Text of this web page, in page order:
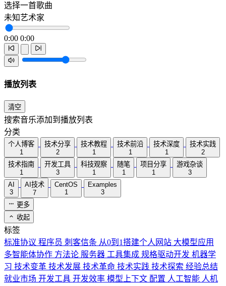
选择一首歌曲
未知艺术家
0:00 0:00
播放列表
清空
搜索音乐添加到播放列表
分类
个人博客
1
技术分享
2
技术教程
1
技术前沿
1
技术深度
1
技术实践
2
技术指南
1
开发工具
3
科技观察
1
随笔
1
项目分享
1
游戏杂谈
3
AI
3
AI技术
7
CentOS
1
Examples
3
更多
收起
标签
标准协议 程序员 刺客信条 从0到1搭建个人网站 大模型应用
多智能体协作 方法论 服务器 工具集成 规格驱动开发 机器学
习 技术变革 技术发展 技术革命 技术实践 技术探索 经验总结
就业市场 开发工具 开发效率 模型上下文 配置 人工智能 人机